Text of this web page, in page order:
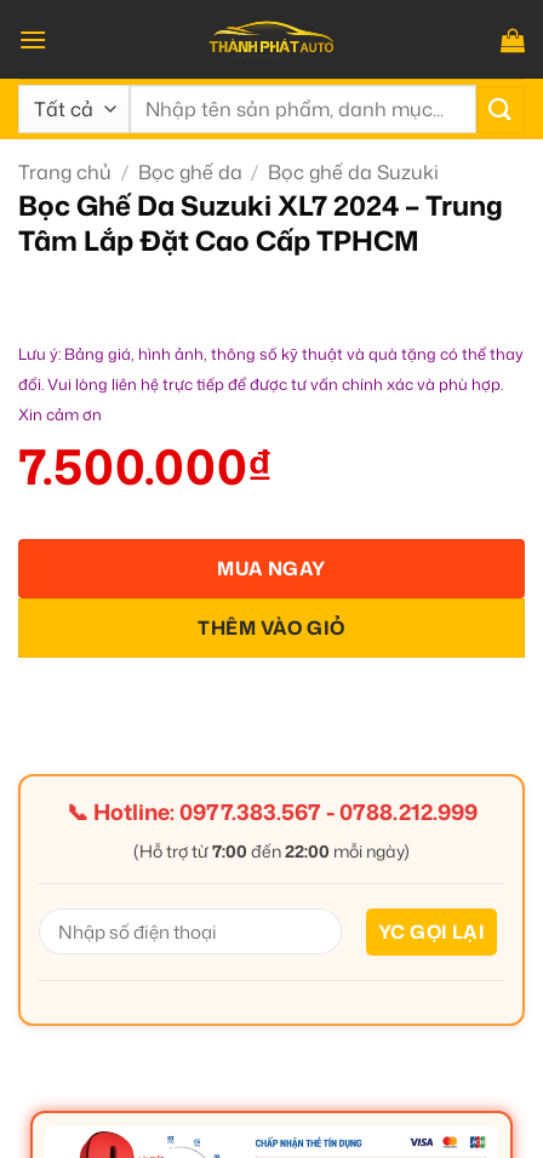
qua
nội
dung
Tìm
Trang chủ / Bọc ghế da / Bọc ghế da Suzuki
Bọc Ghế Da Suzuki XL7 2024 – Trung
Tâm Lắp Đặt Cao Cấp TPHCM
Lưu ý: Bảng giá, hình ảnh, thông số kỹ thuật và quà tặng có thể thay
đổi. Vui lòng liên hệ trực tiếp để được tư vấn chính xác và phù hợp.
Xin cảm ơn
7.500.000₫
THÊM VÀO GIỎ
MUA NGAY
📞 Hotline:0977.383.567-0788.212.999
(Hỗ trợ từ7:00 đến22:00 mỗi ngày)